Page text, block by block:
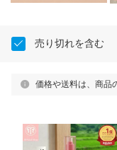
売り切れを含む
価格や送料は、商品